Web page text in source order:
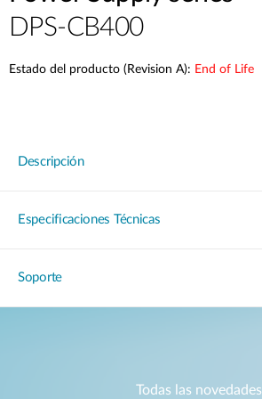
DPS-CB400
Estado del producto (Revision A): End of Life
Descripción
Especificaciones Técnicas
Soporte
Todas las novedades